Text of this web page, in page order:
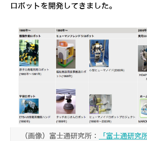
ロボットを開発してきました。
（画像）富士通研究所：
「富士通研究